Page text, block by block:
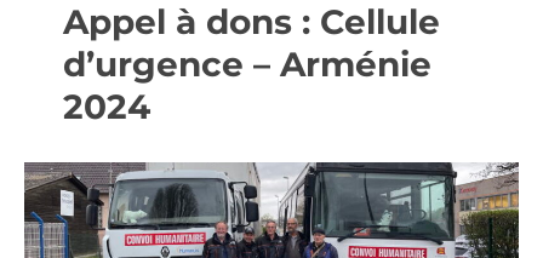
Appel à dons : Cellule
d’urgence – Arménie
2024